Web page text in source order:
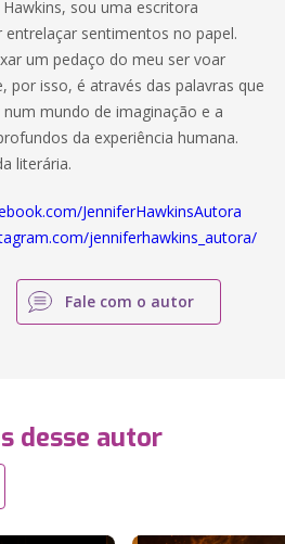
sou uma escritora
sentimentos no papel.
um pedaço do meu ser voar
por isso, é através das palavras que
mundo de imaginação e a
da experiência humana.
literária.
JenniferHawkinsAutora
jenniferhawkins_autora/
Fale com o autor
desse autor